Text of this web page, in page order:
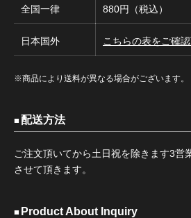
全国一律 880円（税込）
日本国外 こちらの表をご確
※商品により送料が異なる場合がございます。
配送方法
ご注文頂いてから土日祝を除きます3営
させて頂きます。
Product About Inquiry